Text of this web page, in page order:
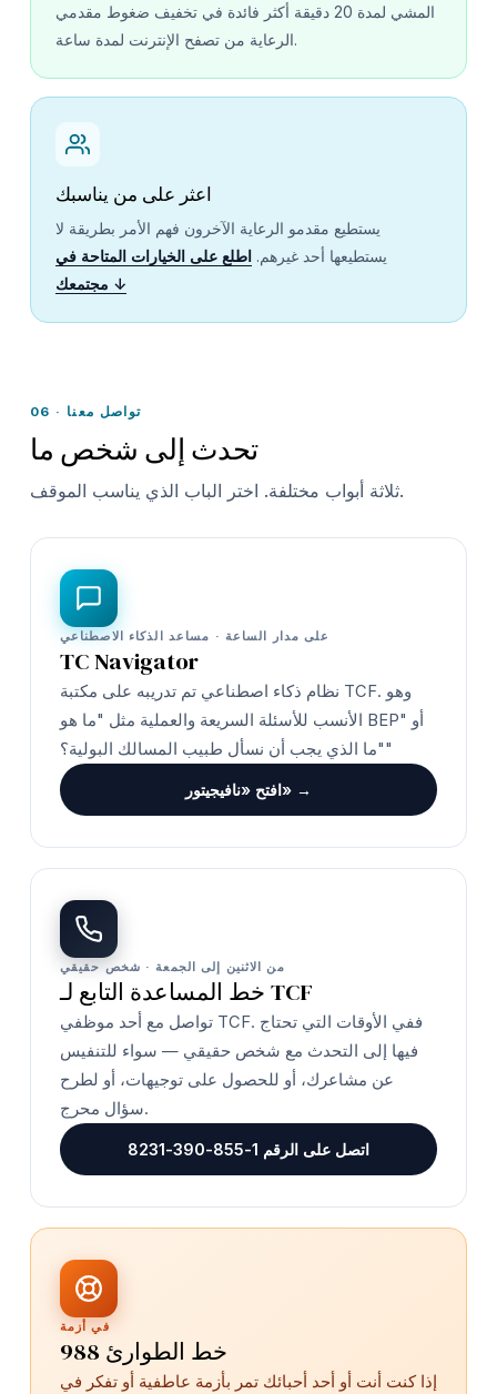
المشي لمدة 20 دقيقة أكثر فائدة في تخفيف ضغوط مقدمي
الرعاية من تصفح الإنترنت لمدة ساعة.
اعثر على من يناسبك
يستطيع مقدمو الرعاية الآخرون فهم الأمر بطريقة لا
يستطيعها أحد غيرهم.اطلع على الخيارات المتاحة في
مجتمعك ↓
06 · تواصل معنا
تحدث إلى شخص ما
ثلاثة أبواب مختلفة. اختر الباب الذي يناسب الموقف.
على مدار الساعة · مساعد الذكاء الاصطناعي
TC Navigator
نظام ذكاء اصطناعي تم تدريبه على مكتبة TCF. وهو
الأنسب للأسئلة السريعة والعملية مثل "ما هو BEP" أو
"ما الذي يجب أن نسأل طبيب المسالك البولية؟"
افتح «نافيجيتور» →
من الاثنين إلى الجمعة · شخص حقيقي
خط المساعدة التابع لـ TCF
تواصل مع أحد موظفي TCF. ففي الأوقات التي تحتاج
فيها إلى التحدث مع شخص حقيقي — سواء للتنفيس
عن مشاعرك، أو للحصول على توجيهات، أو لطرح
سؤال محرج.
اتصل على الرقم 1-855-390-8231
في أزمة
خط الطوارئ 988
إذا كنت أنت أو أحد أحبائك تمر بأزمة عاطفية أو تفكر في